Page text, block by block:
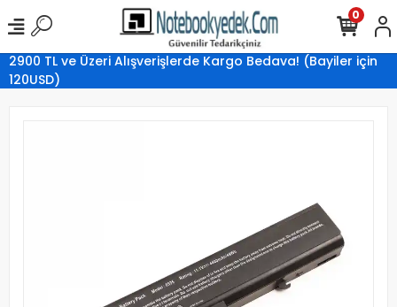
2900 TL ve Üzeri Alışverişlerde Kargo Bedava! (Bayiler için
120USD)
0